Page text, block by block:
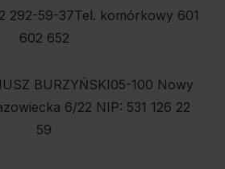
292-59-37Tel. komórkowy 601
602 652
BURZYŃSKI05-100 Nowy
6/22 NIP: 531 126 22
59